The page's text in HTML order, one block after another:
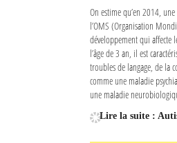
On estime qu’en 2014,
l’OMS (Organisation
développement qui affecte
l’âge de 3 an, il est
troubles de langage, de la
comme une maladie
une maladie
Lire la suite :